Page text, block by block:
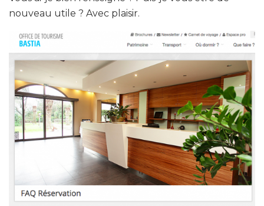
nouveau utile ? Avec plaisir.